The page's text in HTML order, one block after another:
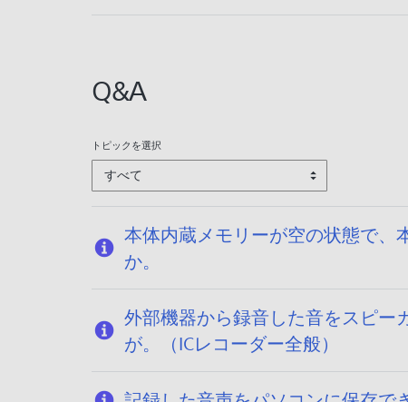
/
1
2
/
Q&A
トピックを選択
すべて
本体内蔵メモリーが空の状態で、
か。
外部機器から録音した音をスピー
が。（ICレコーダー全般）